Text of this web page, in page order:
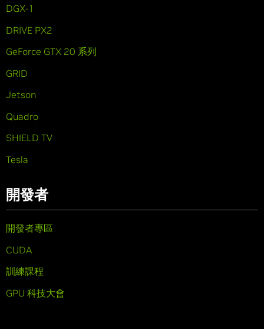
DGX-1
DRIVE PX2
GeForce GTX 20 系列
GRID
Jetson
Quadro
SHIELD TV
Tesla
開發者
開發者專區
CUDA
訓練課程
GPU 科技大會